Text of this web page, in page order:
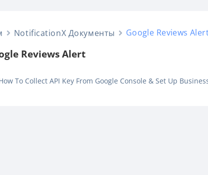
NotificationX Документы Google Reviews
Reviews Alert
To Collect API Key From Google Console & Set Up